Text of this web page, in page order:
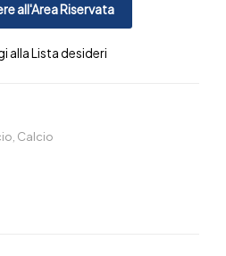
all'Area Riservata
alla Lista desideri
, Calcio